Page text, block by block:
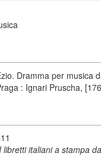
Dramma per musica
: Ignari Pruscha,
libretti italiani a stampa